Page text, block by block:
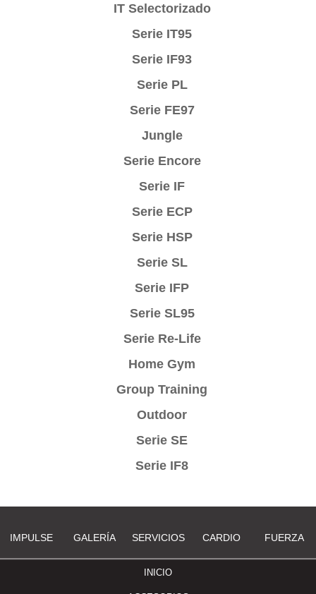
IT Selectorizado
Serie IT95
Serie IF93
Serie PL
Serie FE97
Jungle
Serie Encore
Serie IF
Serie ECP
Serie HSP
Serie SL
Serie IFP
Serie SL95
Serie Re-Life
Home Gym
Group Training
Outdoor
Serie SE
Serie IF8
FUERZA
CARDIO
SERVICIOS
GALERÍA
IMPULSE
INICIO